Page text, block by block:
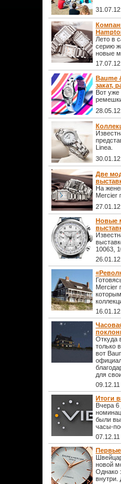
Лето в
серию
новые
Baume
закат,
Вот уже
Linea.
Две
На
Mercier
Новые
10063,
Mercier
Откуда
только
вот
для
Итоги
Вчера
были
часы-
Первые
новой
Однако
внутри.